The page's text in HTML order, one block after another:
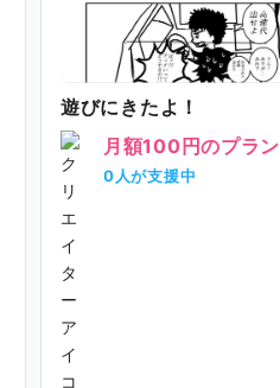
遊びにきたよ！
月額100円のプラン
0人が支援中